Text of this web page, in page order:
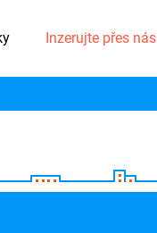
Inzerujte přes nás